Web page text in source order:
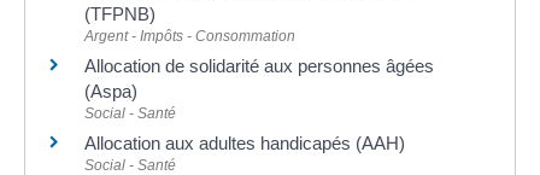
(TFPNB)
Argent - Impôts - Consommation
Allocation de solidarité aux personnes âgées
(Aspa)
Social - Santé
Allocation aux adultes handicapés (AAH)
Social - Santé